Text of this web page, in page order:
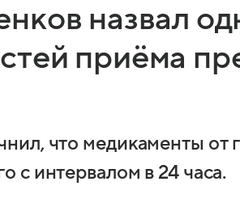
назвал
приёма
что медикаменты от
с интервалом в 24 часа.